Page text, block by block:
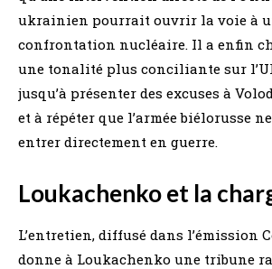
ukrainien pourrait ouvrir la voie à
confrontation nucléaire. Il a enfin
une tonalité plus conciliante sur
jusqu’à présenter des excuses à
et à répéter que l’armée biélorusse
entrer directement en guerre.
Loukachenko et la
L’entretien, diffusé dans l’émission
donne à Loukachenko une tribune